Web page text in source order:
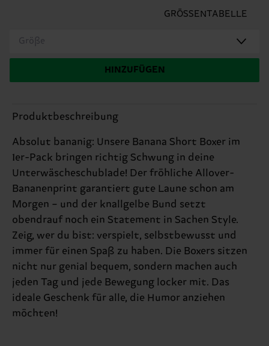
GRÖSSENTABELLE
Größe
HINZUFÜGEN
Produktbeschreibung
Absolut bananig: Unsere Banana Short Boxer im
1er-Pack bringen richtig Schwung in deine
Unterwäscheschublade! Der fröhliche Allover-
Bananenprint garantiert gute Laune schon am
Morgen – und der knallgelbe Bund setzt
obendrauf noch ein Statement in Sachen Style.
Zeig, wer du bist: verspielt, selbstbewusst und
immer für einen Spaß zu haben. Die Boxers sitzen
nicht nur genial bequem, sondern machen auch
jeden Tag und jede Bewegung locker mit. Das
ideale Geschenk für alle, die Humor anziehen
möchten!